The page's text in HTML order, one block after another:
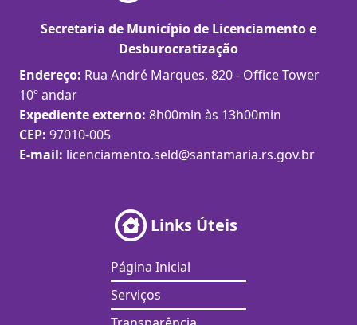
Secretaria de Município de Licenciamento e
Desburocratização
Endereço: Rua André Marques, 820 - Office Tower
10º andar
Expediente externo: 8h00min às 13h00min
CEP: 97010-005
E-mail: licenciamento.seld@santamaria.rs.gov.br
Links Úteis
Página Inicial
Serviços